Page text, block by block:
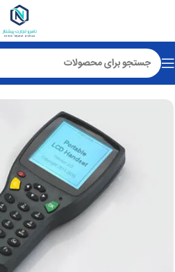
خانه قفل کارتی هتلی